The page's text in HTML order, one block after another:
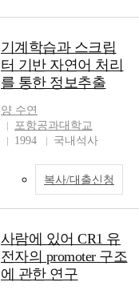
특성을 측정하였고 가식성
필름으로 포장한 치즈의 품
질 변화를 물성과 미생물 수
를 중심으로 현재 사용중인
LLDPE 포장재와 함께 비교
평가하였다. 가식성 필름은
HACS film 과 corn zein film
시킨 복합 필름으로 제조되
었다. HACS film은 제작된
필름을 제조하여 물리적 성
질과 수증기 투과도 및 용해
도를 측정하였다. 수증기 투
과도를 개선시키기 위하여
기계학습과 스크립
터 기반 자연어 처리
를 통한 정보추출
양 수연
포항공과대학교
1994
국내석사
복사/대출신청
사람에 있어 CR1 유
전자의 promoter 구조
에 관한 연구